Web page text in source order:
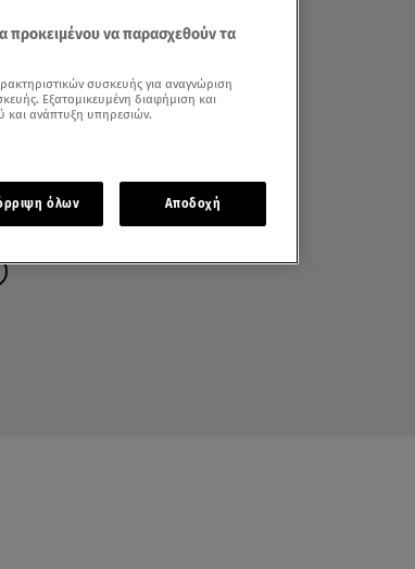
προκειμένου να παρασχεθούν τα
συσκευής για αναγνώριση
Εξατομικευμένη διαφήμιση και
και ανάπτυξη υπηρεσιών.
όλων Αποδοχή